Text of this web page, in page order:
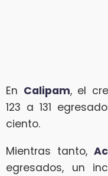
En Calipam, el
123 a 131
ciento.
Mientras tanto,
egresados, un